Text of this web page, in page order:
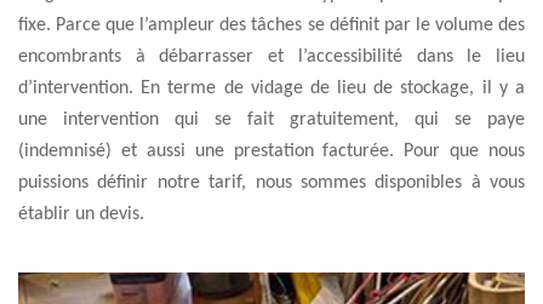
fixe. Parce que l’ampleur des tâches se définit par le volume des
encombrants à débarrasser et l’accessibilité dans le lieu
d’intervention. En terme de vidage de lieu de stockage, il y a
une intervention qui se fait gratuitement, qui se paye
(indemnisé) et aussi une prestation facturée. Pour que nous
puissions définir notre tarif, nous sommes disponibles à vous
établir un devis.